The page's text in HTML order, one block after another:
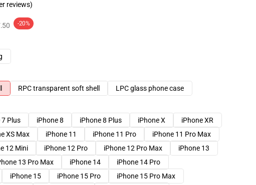
reviews)
-20%
RPC transparent soft shell
LPC glass phone case
7 Plus iPhone 8 iPhone 8 Plus iPhone X
iPhone XR
XS Max iPhone 11 iPhone 11 Pro
iPhone 11 Pro Max
12 Mini iPhone 12 Pro iPhone 12 Pro Max
iPhone 13
13 Pro Max iPhone 14
iPhone 14 Pro
iPhone 15 iPhone 15 Pro
iPhone 15 Pro Max